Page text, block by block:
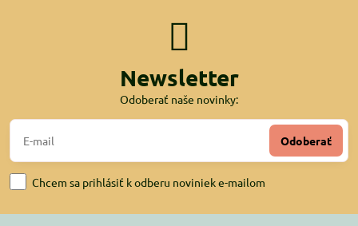
Newsletter
Odoberať naše novinky:
Odoberať
Chcem sa prihlásiť k odberu noviniek e-mailom